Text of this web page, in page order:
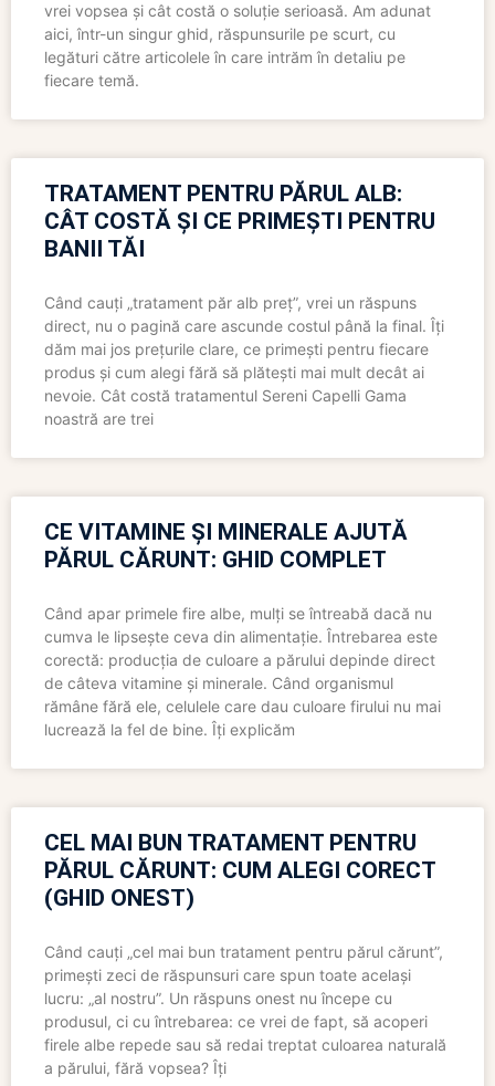
vrei vopsea și cât costă o soluție serioasă. Am adunat
aici, într-un singur ghid, răspunsurile pe scurt, cu
legături către articolele în care intrăm în detaliu pe
fiecare temă.
TRATAMENT PENTRU PĂRUL ALB:
CÂT COSTĂ ȘI CE PRIMEȘTI PENTRU
BANII TĂI
Când cauți „tratament păr alb preț”, vrei un răspuns
direct, nu o pagină care ascunde costul până la final. Îți
dăm mai jos prețurile clare, ce primești pentru fiecare
produs și cum alegi fără să plătești mai mult decât ai
nevoie. Cât costă tratamentul Sereni Capelli Gama
noastră are trei
CE VITAMINE ȘI MINERALE AJUTĂ
PĂRUL CĂRUNT: GHID COMPLET
Când apar primele fire albe, mulți se întreabă dacă nu
cumva le lipsește ceva din alimentație. Întrebarea este
corectă: producția de culoare a părului depinde direct
de câteva vitamine și minerale. Când organismul
rămâne fără ele, celulele care dau culoare firului nu mai
lucrează la fel de bine. Îți explicăm
CEL MAI BUN TRATAMENT PENTRU
PĂRUL CĂRUNT: CUM ALEGI CORECT
(GHID ONEST)
Când cauți „cel mai bun tratament pentru părul cărunt”,
primești zeci de răspunsuri care spun toate același
lucru: „al nostru”. Un răspuns onest nu începe cu
produsul, ci cu întrebarea: ce vrei de fapt, să acoperi
firele albe repede sau să redai treptat culoarea naturală
a părului, fără vopsea? Îți